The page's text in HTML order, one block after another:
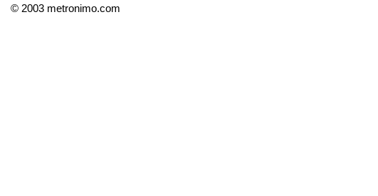
© 2003 metronimo.com